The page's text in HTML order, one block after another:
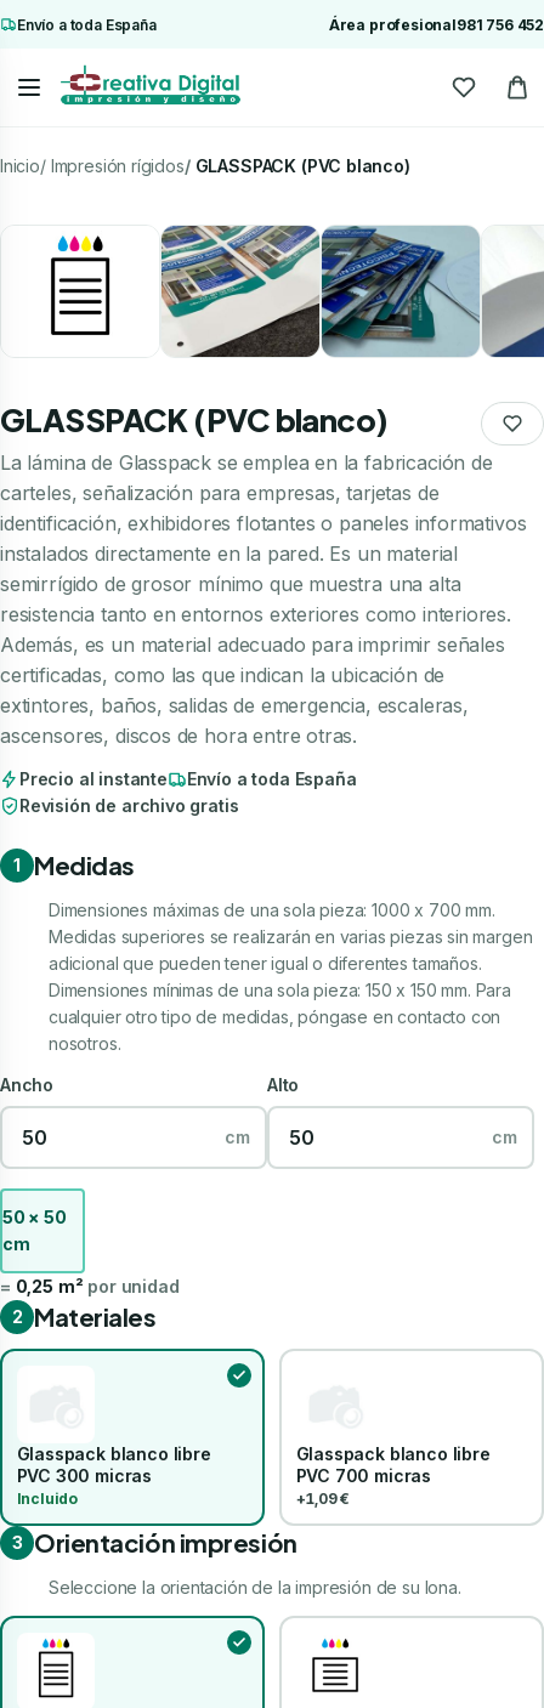
Envío a toda España Área profesional981 756 452
Inicio Impresión rígidos GLASSPACK (PVC blanco)
GLASSPACK (PVC blanco)
La lámina de Glasspack se emplea en la fabricación de
carteles, señalización para empresas, tarjetas de
identificación, exhibidores flotantes o paneles informativos
instalados directamente en la pared. Es un material
semirrígido de grosor mínimo que muestra una alta
resistencia tanto en entornos exteriores como interiores.
Además, es un material adecuado para imprimir señales
certificadas, como las que indican la ubicación de
extintores, baños, salidas de emergencia, escaleras,
ascensores, discos de hora entre otras.
Precio al instante
Envío a toda España
Revisión de archivo gratis
1 Medidas
Dimensiones máximas de una sola pieza: 1000 x 700 mm.
Medidas superiores se realizarán en varias piezas sin margen
adicional que pueden tener igual o diferentes tamaños.
Dimensiones mínimas de una sola pieza: 150 x 150 mm. Para
cualquier otro tipo de medidas, póngase en contacto con
nosotros.
Ancho
cm
Alto
cm
50 × 50
cm
= 0,25 m² por unidad
2
Materiales
Glasspack blanco libre
PVC 300 micras
Incluido
Glasspack blanco libre
PVC 700 micras
+1,09 €
3 Orientación impresión
Seleccione la orientación de la impresión de su lona.